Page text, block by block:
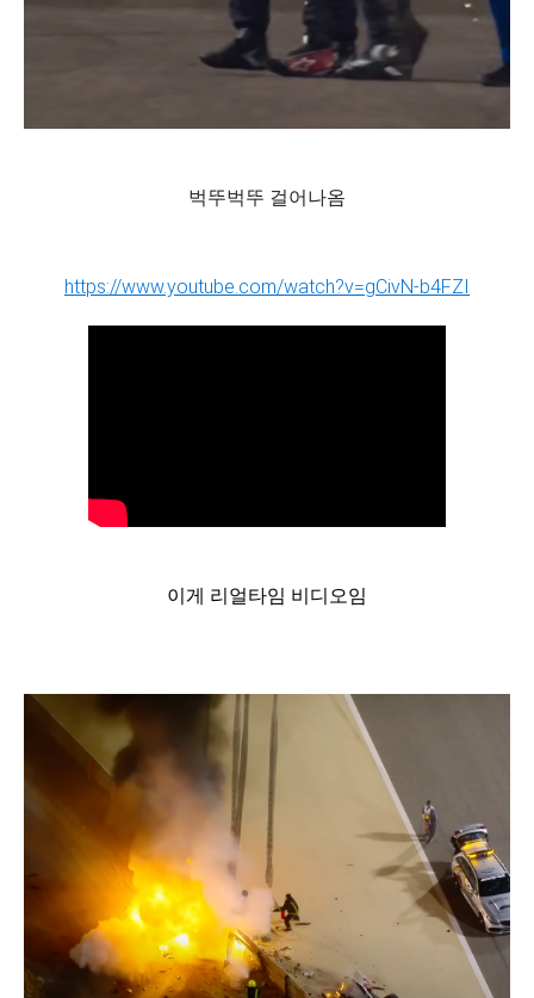
벅뚜벅뚜 걸어나옴
https://www.youtube.com/watch?v=gCivN-b4FZI
이게 리얼타임 비디오임